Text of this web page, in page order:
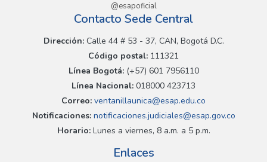
@esapoficial
Contacto Sede Central
Dirección:Calle 44 # 53 - 37, CAN, Bogotá D.C.
Código postal: 111321
Línea Bogotá:(+57) 601 7956110
Línea Nacional: 018000 423713
Correo: ventanillaunica@esap.edu.co
Notificaciones:notificaciones.judiciales@esap.gov.co
Horario:Lunes a viernes, 8 a.m. a 5 p.m.
Enlaces